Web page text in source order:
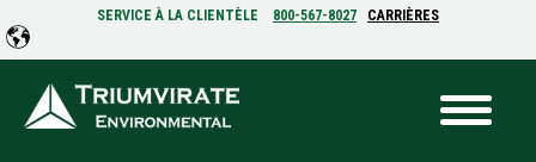
SERVICE À LA CLIENTÈLE 800-567-8027 CARRIÈRES